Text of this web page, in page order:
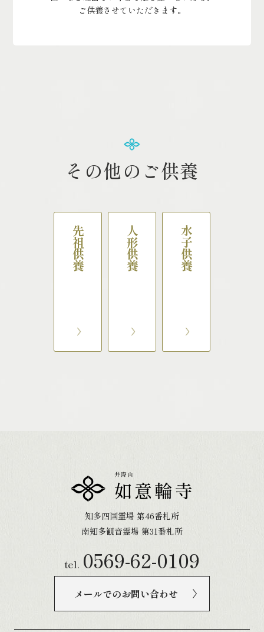
ご供養させていただきます。
その他のご供養
先祖供養 人形供養 水子供養
知多四国霊場 第46番札所
南知多観音霊場 第31番札所
tel. 0569-62-0109
メールでのお問い合わせ